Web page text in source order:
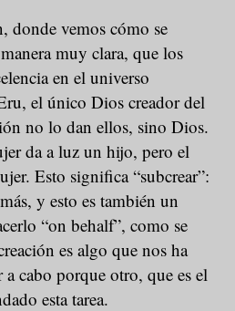
vemos cómo se
muy clara, que los
en el universo
el único Dios creador del
no lo dan ellos, sino Dios.
da a luz un hijo, pero el
Esto significa “subcrear”:
y esto es también un
“on behalf”, como se
es algo que nos ha
cabo porque otro, que es el
esta tarea.